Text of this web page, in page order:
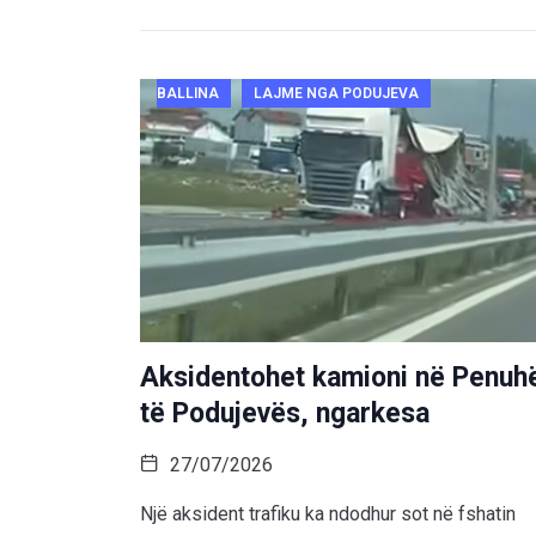
BALLINA LAJME NGA PODUJEVA
Aksidentohet kamioni në
të Podujevës, ngarkesa
27/07/2026
Një aksident trafiku ka ndodhur sot në fshatin